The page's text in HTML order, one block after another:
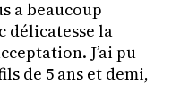
a beaucoup
délicatesse la
J’ai pu
de 5 ans et demi,